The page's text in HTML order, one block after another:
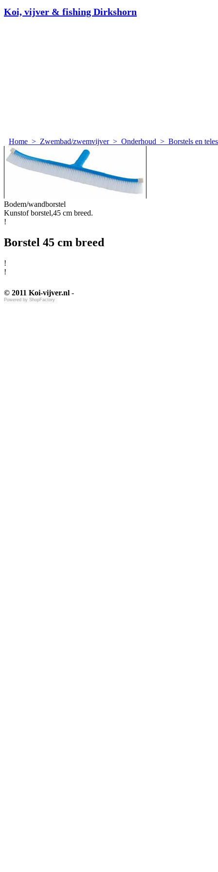
Koi, vijver & fishing Dirkshorn
Home > Zwembad/zwemvijver> Onderhoud > Borstels en
Bodem/wandborstel
Kunstof borstel,45 cm breed.
!
Borstel 45 cm breed
!
!
© 2011 Koi-vijver.nl -
Powered by ShopFactory